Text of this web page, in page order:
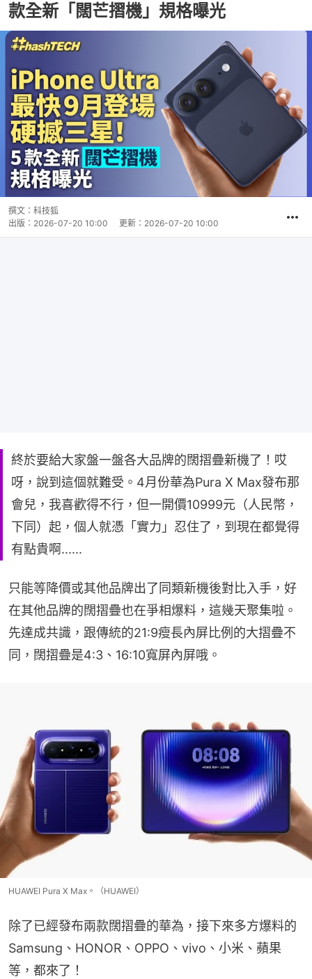
款全新「闊芒摺機」規格曝光
撰文： 科技狐
出版： 2026-07-20 10:00 更新： 2026-07-20 10:00
終於要給大家盤一盤各大品牌的闊摺疊新機了！哎
呀，說到這個就難受。4月份華為Pura X Max發布那
會兒，我喜歡得不行，但一開價10999元（人民幣，
下同）起，個人就憑「實力」忍住了，到現在都覺得
有點貴啊......
只能等降價或其他品牌出了同類新機後對比入手，好
在其他品牌的闊摺疊也在爭相爆料，這幾天聚集啦。
先達成共識，跟傳統的21:9瘦長內屏比例的大摺疊不
同，闊摺疊是4:3、16:10寬屏內屏哦。
HUAWEI Pura X Max。（HUAWEI）
除了已經發布兩款闊摺疊的華為，接下來多方爆料的
Samsung、HONOR、OPPO、vivo、小米、蘋果
等，都來了！